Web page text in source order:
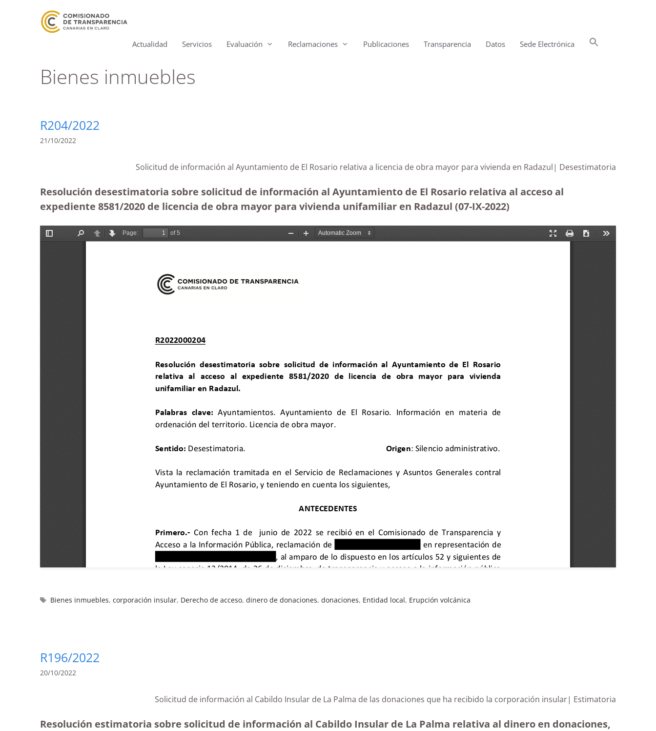
Actualidad Servicios Evaluación Reclamaciones Publicaciones Transparencia Datos Sede Electrónica
Bienes inmuebles
R204/2022
21/10/2022
Solicitud de información al Ayuntamiento de El Rosario relativa a licencia de obra mayor para vivienda en Radazul| Desestimatoria
Resolución desestimatoria sobre solicitud de información al Ayuntamiento de El Rosario relativa al acceso al
expediente 8581/2020 de licencia de obra mayor para vivienda unifamiliar en Radazul (07-IX-2022)
Bienes inmuebles,corporación insular, Derecho de acceso,dinero de donaciones,donaciones, Entidad local, Erupción volcánica
R196/2022
20/10/2022
Solicitud de información al Cabildo Insular de La Palma de las donaciones que ha recibido la corporación insular| Estimatoria
Resolución estimatoria sobre solicitud de información al Cabildo Insular de La Palma relativa al dinero en donaciones,